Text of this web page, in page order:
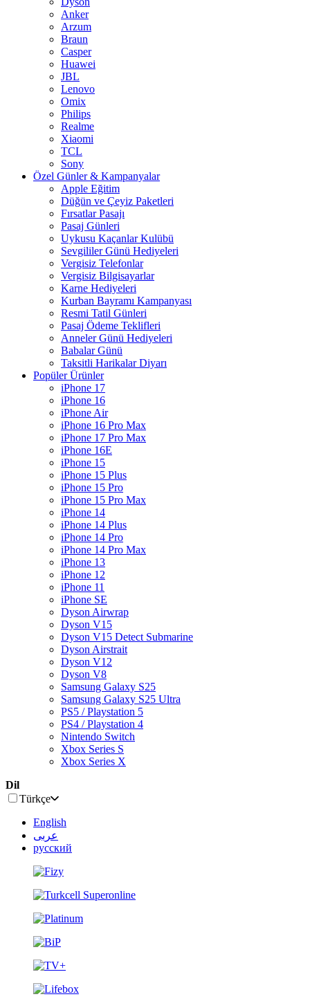
Anker
Arzum
Braun
Casper
Huawei
JBL
Lenovo
Omix
Philips
Realme
Xiaomi
TCL
Sony
Özel Günler & Kampanyalar
Apple Eğitim
Düğün ve Çeyiz Paketleri
Fırsatlar Pasajı
Pasaj Günleri
Uykusu Kaçanlar Kulübü
Sevgililer Günü Hediyeleri
Vergisiz Telefonlar
Vergisiz Bilgisayarlar
Karne Hediyeleri
Kurban Bayramı Kampanyası
Resmi Tatil Günleri
Pasaj Ödeme Teklifleri
Anneler Günü Hediyeleri
Babalar Günü
Taksitli Harikalar Diyarı
Popüler Ürünler
iPhone 17
iPhone 16
iPhone Air
iPhone 16 Pro Max
iPhone 17 Pro Max
iPhone 16E
iPhone 15
iPhone 15 Plus
iPhone 15 Pro
iPhone 15 Pro Max
iPhone 14
iPhone 14 Plus
iPhone 14 Pro
iPhone 14 Pro Max
iPhone 13
iPhone 12
iPhone 11
iPhone SE
Dyson Airwrap
Dyson V15
Dyson V15 Detect Submarine
Dyson Airstrait
Dyson V12
Dyson V8
Samsung Galaxy S25
Samsung Galaxy S25 Ultra
PS5 / Playstation 5
PS4 / Playstation 4
Nintendo Switch
Xbox Series S
Xbox Series X
Dil
Türkçe
English
عربى
русский